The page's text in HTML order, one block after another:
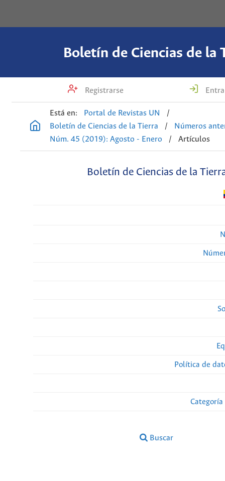
Boletín de Ciencias de la
Registrarse
Está en: Portal de Revistas UN
/
Boletín de Ciencias de la Tierra
/
Números
Núm. 45 (2019): Agosto - Enero
/ Artículos
Boletín de Ciencias de la
Política de
Buscar